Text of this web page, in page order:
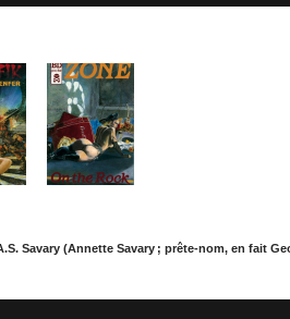
Savary (Annette Savary ; prête-nom, en fait